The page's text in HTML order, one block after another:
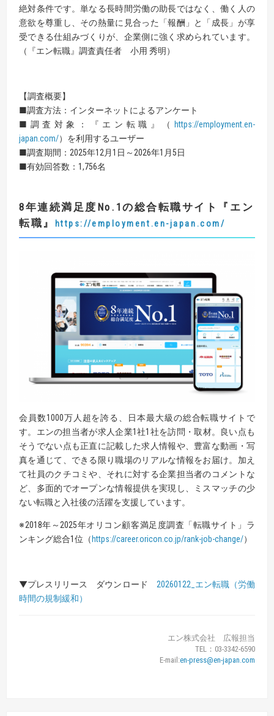
絶対条件です。単なる長時間労働の助長ではなく、働く人の
意欲を尊重し、その熱量に見合った「報酬」と「成長」が享
受できる仕組みづくりが、企業側に強く求められています。
（『エン転職』調査責任者 小用 秀明）
【調査概要】
■調査方法：インターネットによるアンケート
■調査対象：『エン転職』（
https://employment.en-
japan.com/）を利用するユーザー
■調査期間：2025年12月1日～2026年1月5日
■有効回答数：1,756名
8年連続満足度 No.1の総合転職サイト
『エン
転職』
https://employment.en-japan.com/
会員数1000万人超を誇る、日本最大級の総合転職サイトで
す。エンの担当者が求人企業1社1社を訪問・取材。良い点も
そうでない点も正直に記載した求人情報や、豊富な動画・写
真を通じて、できる限り職場のリアルな情報をお届け。加え
て社員のクチコミや、それに対する企業担当者のコメントな
ど、多面的でオープンな情報提供を実現し、ミスマッチの少
ない転職と入社後の活躍を支援しています。
※2018年～2025年オリコン顧客満足度調査「転職サイト」ラ
ンキング総合1位（ https://career.oricon.co.jp/rank-job-change/）
▼プレスリリース ダウンロード 20260122_エン転職（労働
時間の規制緩和）
エン株式会社 広報担当
TEL：03-3342-6590
E-mail:en-press@en-japan.com